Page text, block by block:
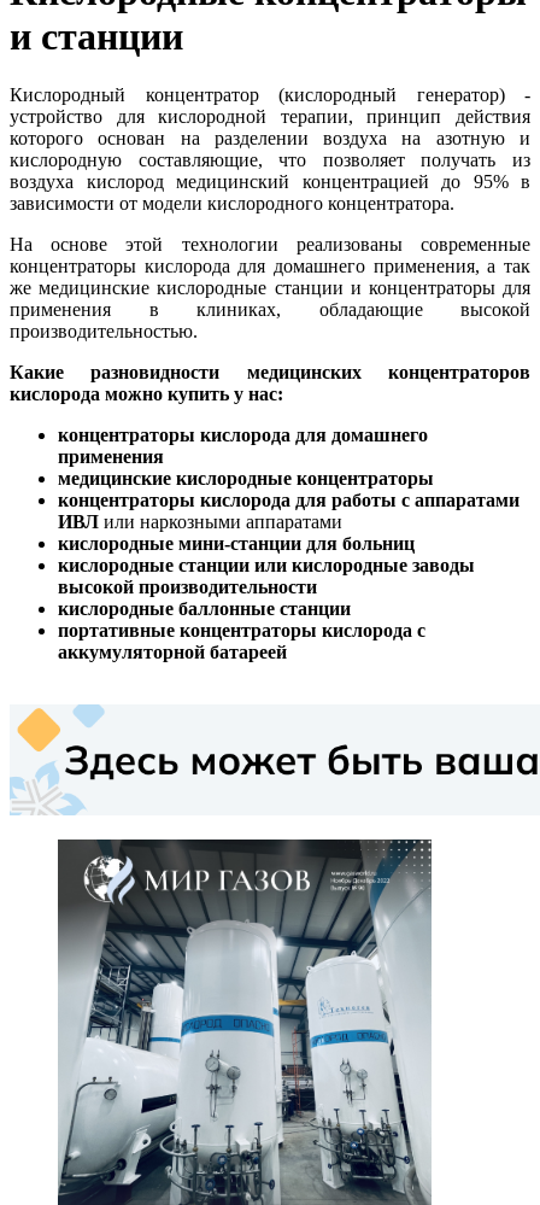
и станции
Кислородный концентратор (кислородный генератор) -
устройство для кислородной терапии, принцип действия
которого основан на разделении воздуха на азотную и
кислородную составляющие, что позволяет получать из
воздуха кислород медицинский концентрацией до 95% в
зависимости от модели кислородного концентратора.
На основе этой технологии реализованы современные
концентраторы кислорода для домашнего применения, а так
же медицинские кислородные станции и концентраторы для
применения в клиниках, обладающие высокой
производительностью.
Какие разновидности медицинских концентраторов
кислорода можно купить у нас:
концентраторы кислорода для домашнего
применения
медицинские кислородные концентраторы
концентраторы кислорода для работы с аппаратами
ИВЛ или наркозными аппаратами
кислородные мини-станции для больниц
кислородные станции или кислородные заводы
высокой производительности
кислородные баллонные станции
портативные концентраторы кислорода с
аккумуляторной батареей